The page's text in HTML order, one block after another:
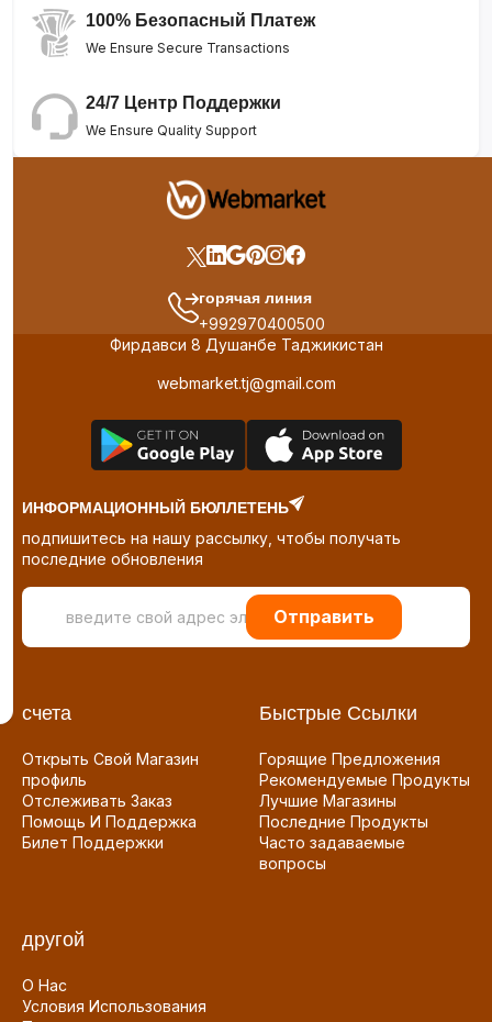
100% Безопасный Платеж
We Ensure Secure Transactions
24/7 Центр Поддержки
We Ensure Quality Support
горячая линия
+992970400500
Фирдавси 8 Душанбе Таджикистан
webmarket.tj@gmail.com
ИНФОРМАЦИОННЫЙ БЮЛЛЕТЕНЬ
подпишитесь на нашу рассылку, чтобы получать
последние обновления
Отправить
счета
Открыть Свой Магазин
профиль
Отслеживать Заказ
Помощь И Поддержка
Билет Поддержки
Быстрые Ссылки
Горящие Предложения
Рекомендуемые Продукты
Лучшие Магазины
Последние Продукты
Часто задаваемые
вопросы
другой
О Нас
Условия Использования